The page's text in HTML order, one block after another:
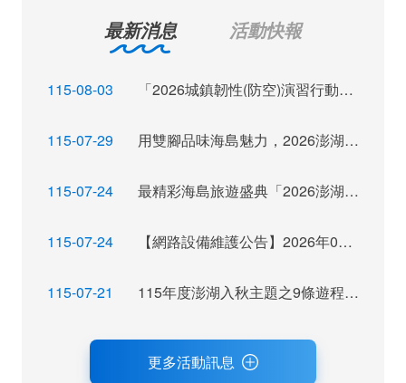
最新消息
115-08-03 「2026城鎮韌性(防空)演習行動網路降速演練」訊息布達
115-07-29 用雙腳品味海島魅力，2026澎湖秋季觀光運動休閒主題活動報名倒數
115-07-24 最精彩海島旅遊盛典「2026澎湖秋瘋季」魅力登場
115-07-24 【網路設備維護公告】2026年07月28日（二）22：00~ 24:00 屆時將暫停網站服務，不便之處，尚祈見諒。
115-07-21 115年度澎湖入秋主題之9條遊程獲選，攜手業者拓展旅遊市場及客源
更多活動訊息
活動快報